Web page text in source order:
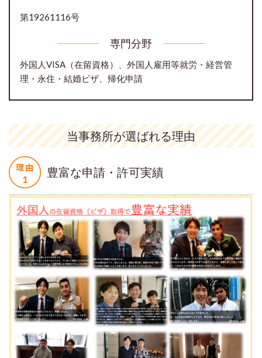
第19261116号
専門分野
外国人VISA（在留資格）、外国人雇用等就労・経営管
理・永住・結婚ビザ、帰化申請
当事務所が選ばれる理由
豊富な申請・許可実績